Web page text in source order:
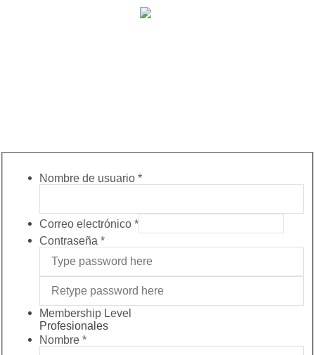
Nombre de usuario *
Correo electrónico *
Contraseña *
Membership Level
Profesionales
Nombre *